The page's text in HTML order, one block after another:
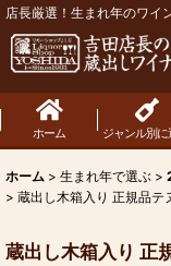
店長厳選！生まれ年のワイ
ホーム ジャンル別に
ホーム > 生まれ年で選ぶ >
> 蔵出し木箱入り 正規品
蔵出し木箱入り 正